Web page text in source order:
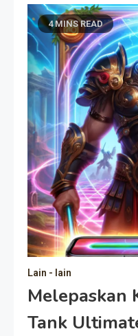
4 MINS READ
Lain - lain
Melepaskan
Tank